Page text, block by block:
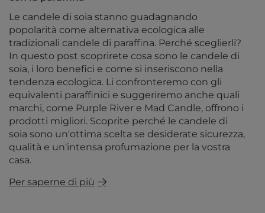
Le candele di soia stanno guadagnando
popolarità come alternativa ecologica alle
tradizionali candele di paraffina. Perché sceglierli?
In questo post scoprirete cosa sono le candele di
soia, i loro benefici e come si inseriscono nella
tendenza ecologica. Li confronteremo con gli
equivalenti paraffinici e suggeriremo anche quali
marchi, come Purple River e Mad Candle, offrono i
prodotti migliori. Scoprite perché le candele di
soia sono un'ottima scelta se desiderate sicurezza,
qualità e un'intensa profumazione per la vostra
casa.
Per saperne di più